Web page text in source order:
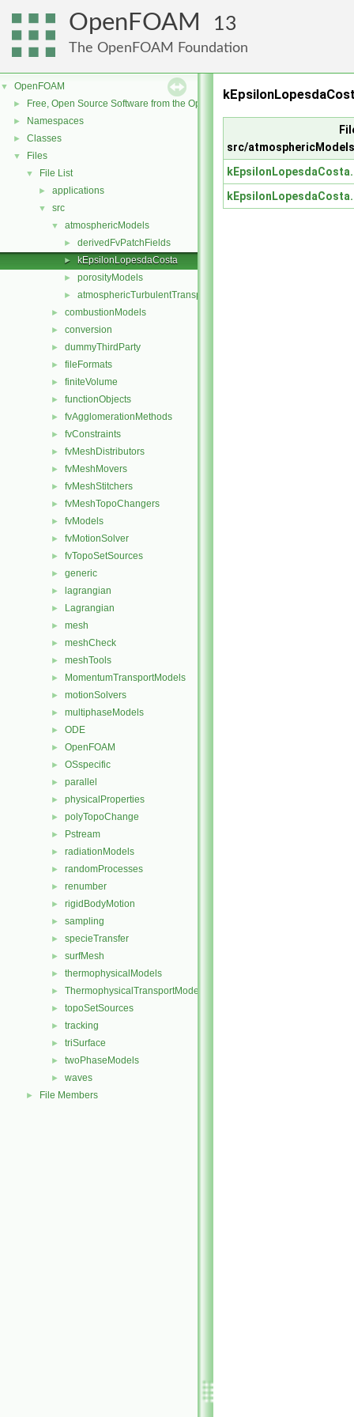
OpenFOAM 13
The OpenFOAM Foundation
▼ OpenFOAM
► Free, Open Source Software from the OpenFOAM Foundation
► Namespaces
► Classes
▼ Files
▼ File List
► applications
▼ src
▼ atmosphericModels
► derivedFvPatchFields
► kEpsilonLopesdaCosta
► porosityModels
► atmosphericTurbulentTransportModels.C
► combustionModels
► conversion
► dummyThirdParty
► fileFormats
► finiteVolume
► functionObjects
► fvAgglomerationMethods
► fvConstraints
► fvMeshDistributors
► fvMeshMovers
► fvMeshStitchers
► fvMeshTopoChangers
► fvModels
► fvMotionSolver
► fvTopoSetSources
► generic
► lagrangian
► Lagrangian
► mesh
► meshCheck
► meshTools
► MomentumTransportModels
► motionSolvers
► multiphaseModels
► ODE
► OpenFOAM
► OSspecific
► parallel
► physicalProperties
► polyTopoChange
► Pstream
► radiationModels
► randomProcesses
► renumber
► rigidBodyMotion
► sampling
► specieTransfer
► surfMesh
► thermophysicalModels
► ThermophysicalTransportModels
► topoSetSources
► tracking
► triSurface
► twoPhaseModels
► waves
► File Members
src/